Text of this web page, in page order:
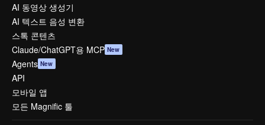
AI 동영상 생성기
AI 텍스트 음성 변환
스톡 콘텐츠
Claude/ChatGPT용 MCP New
Agents New
API
모바일 앱
모든 Magnific 툴